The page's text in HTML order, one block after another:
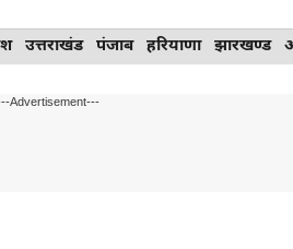
उत्तराखंड पंजाब हरियाणा झारखण्ड
Advertisement---